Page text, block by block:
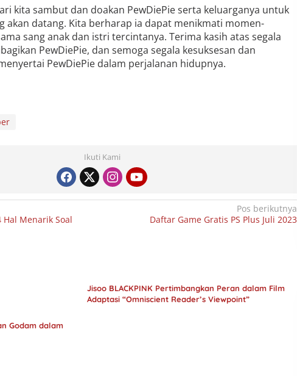
kita sambut dan doakan PewDiePie serta keluarganya untuk
akan datang. Kita berharap ia dapat menikmati momen-
sang anak dan istri tercintanya. Terima kasih atas segala
PewDiePie, dan semoga segala kesuksesan dan
PewDiePie dalam perjalanan hidupnya.
Ikuti Kami
Hal Menarik Soal
Pos berikutnya
Daftar Game Gratis PS Plus Juli 2023
Jisoo BLACKPINK Pertimbangkan Peran dalam Film
Adaptasi “Omniscient Reader’s Viewpoint”
Godam dalam